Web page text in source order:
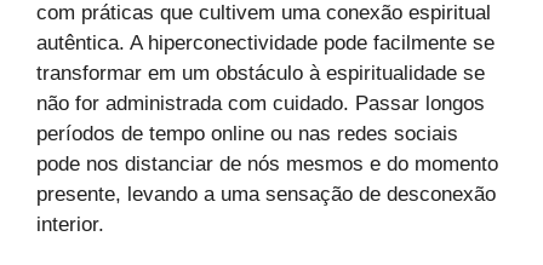
com práticas que cultivem uma conexão espiritual
autêntica. A hiperconectividade pode facilmente se
transformar em um obstáculo à espiritualidade se
não for administrada com cuidado. Passar longos
períodos de tempo online ou nas redes sociais
pode nos distanciar de nós mesmos e do momento
presente, levando a uma sensação de desconexão
interior.